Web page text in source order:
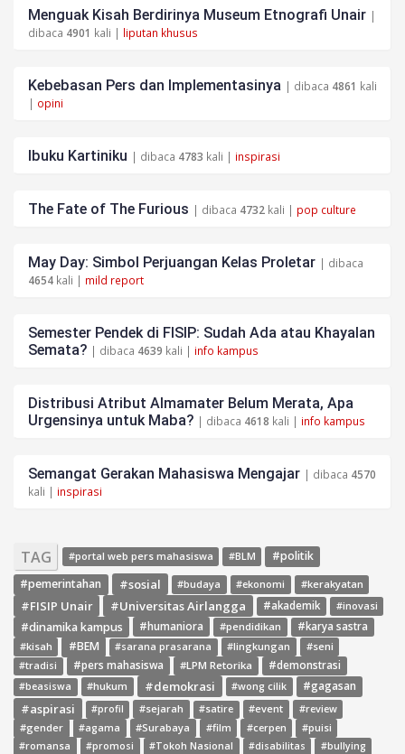
Menguak Kisah Berdirinya Museum Etnografi Unair |
dibaca 4901 kali | liputan khusus
Kebebasan Pers dan Implementasinya | dibaca 4861 kali
| opini
Ibuku Kartiniku | dibaca 4783 kali | inspirasi
The Fate of The Furious | dibaca 4732 kali | pop culture
May Day: Simbol Perjuangan Kelas Proletar | dibaca
4654 kali | mild report
Semester Pendek di FISIP: Sudah Ada atau Khayalan
Semata? | dibaca 4639 kali | info kampus
Distribusi Atribut Almamater Belum Merata, Apa
Urgensinya untuk Maba? | dibaca 4618 kali | info kampus
Semangat Gerakan Mahasiswa Mengajar | dibaca 4570
kali | inspirasi
TAG #portal web pers mahasiswa #BLM
#politik
#pemerintahan
#sosial #budaya #ekonomi #kerakyatan
#FISIP Unair #Universitas Airlangga #akademik #inovasi
#dinamika kampus #humaniora #pendidikan
#karya sastra
#kisah
#BEM #sarana prasarana #lingkungan #seni
#tradisi #pers mahasiswa #LPM Retorika #demonstrasi
#beasiswa #hukum #demokrasi #wong cilik #gagasan
#aspirasi #profil #sejarah #satire #event
#review
#gender
#agama #Surabaya #film #cerpen
#puisi
#romansa
#promosi #Tokoh Nasional #disabilitas
#bullying